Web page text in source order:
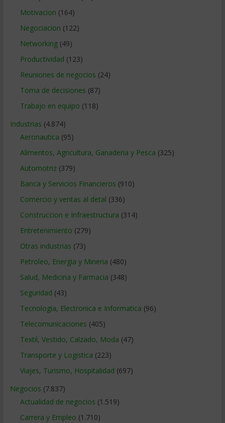
Motivacion (164)
Negociacion (122)
Networking(49)
Productividad (123)
Reuniones de negocios (24)
Toma de decisiones (87)
Trabajo en equipo (118)
Industrias (4.874)
Aeronautica (95)
Alimentos, Agricultura, Ganaderia y Pesca (325)
Automotriz(379)
Banca y Servicios Financieros (910)
Comercio y ventas al detal (336)
Construccion e Infraestructura (314)
Entretenimiento (279)
Otras industrias (73)
Petroleo, Energia y Mineria (480)
Salud, Medicina y Farmacia (348)
Seguridad (43)
Tecnologia, Electronica e Informatica (96)
Telecomunicaciones (405)
Textil, Vestido, Calzado, Moda (47)
Transporte y Logistica (223)
Viajes, Turismo, Hospitalidad (697)
Negocios (7.837)
Actualidad de negocios (1.519)
Carrera y Empleo (1.710)